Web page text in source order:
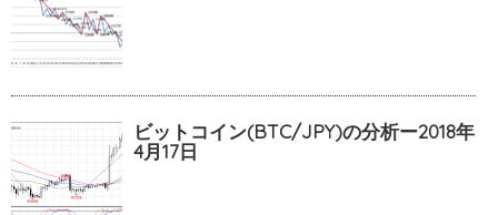
ビットコイン(BTC/JPY)の分析ー2018年
4月17日